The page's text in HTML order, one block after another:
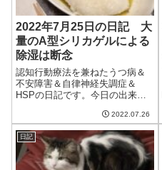
2022年7月25日の日記 大
量のA型シリカゲルによる
除湿は断念
認知行動療法を兼ねたうつ病＆
不安障害＆自律神経失調症＆
HSPの日記です。今日の出来事
く、庭に水を2回まかなくてはな
らなかった。明日は台風になり
きらない熱帯低気圧が来るらし
い。猫の調子が悪くならないと
いいけど。ちょっ...
2022.07.26
日記